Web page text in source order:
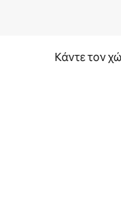
Κάντε τον